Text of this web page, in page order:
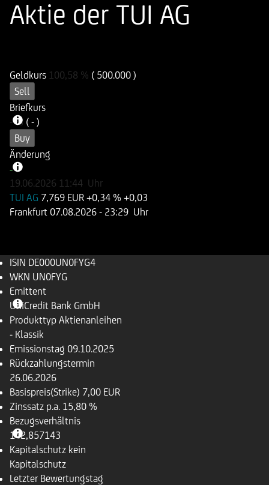
Aktie der TUI AG
Geldkurs 100,58 % ( 500.000 )
Sell
Briefkurs
-% ( - )
Buy
Änderung
--
19.06.2026 11:44 Uhr
TUI AG 7,769 EUR +0,34 % +0,03
Frankfurt 07.08.2026 - 23:29 Uhr
ISIN DE000UN0FYG4
WKN UN0FYG
Emittent
UniCredit Bank GmbH
Produkttyp Aktienanleihen
- Klassik
Emissionstag 09.10.2025
Rückzahlungs­termin
26.06.2026
Basispreis(Strike) 7,00 EUR
Zinssatz p.a. 15,80 %
Bezugsverhältnis
142,857143
Kapitalschutz kein
Kapitalschutz
Letzter Bewertungstag